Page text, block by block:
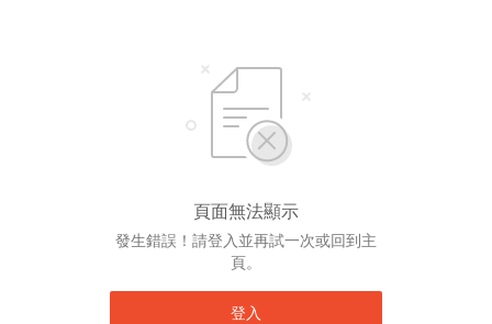
頁面無法顯示
發生錯誤！請登入並再試一次或回到主
頁。
登入